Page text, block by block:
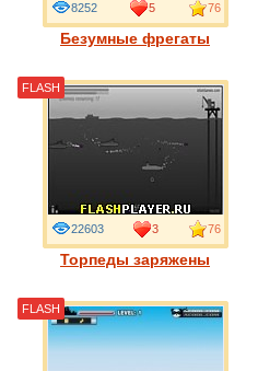
Безумные фрегаты
8252 5 76
Торпеды заряжены
22603 3 76
FLASH
FLASH